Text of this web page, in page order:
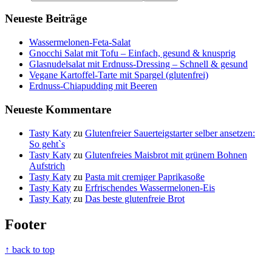
Neueste Beiträge
Wassermelonen-Feta-Salat
Gnocchi Salat mit Tofu – Einfach, gesund & knusprig
Glasnudelsalat mit Erdnuss-Dressing – Schnell & gesund
Vegane Kartoffel-Tarte mit Spargel (glutenfrei)
Erdnuss-Chiapudding mit Beeren
Neueste Kommentare
Tasty Katy zu Glutenfreier Sauerteigstarter selber ansetzen:
So geht`s
Tasty Katy zu Glutenfreies Maisbrot mit grünem Bohnen
Aufstrich
Tasty Katy zu Pasta mit cremiger Paprikasoße
Tasty Katy zu Erfrischendes Wassermelonen-Eis
Tasty Katy zu Das beste glutenfreie Brot
Footer
↑ back to top